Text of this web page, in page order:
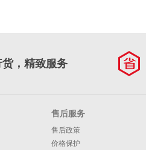
，精致服务
售后服务
售后政策
价格保护